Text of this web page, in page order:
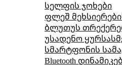
სელფის ჯოხები
ფლეშ
ბლუთუს
უსადენო
სმარტფონის
Bluetooth